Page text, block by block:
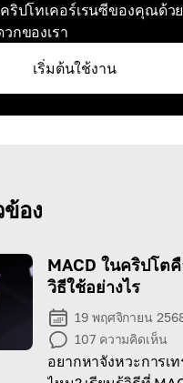
ริปโทเคอร์เรนซีของคุณด้วย
กของเรา
เริ่มต้นใช้งาน
ข้อง
MACD ในคริปโต
วิธีใช้อย่างไร
19 พฤศจิกายน
107 ความคิดเห็น
อยากหาจังหวะการเ